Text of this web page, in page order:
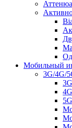
Мобильный
3G/4G/